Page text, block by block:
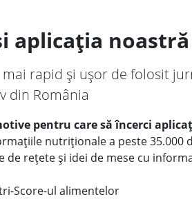
aplicația
mai rapid și ușor de folosit
din România
pentru care să încerci
nutriționale a peste 35.000
de rețete și idei de mese cu
Score-ul alimentelor